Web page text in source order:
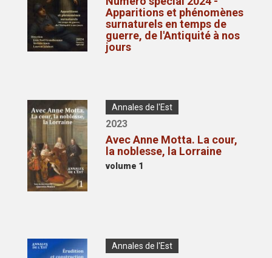
publication
Apparitions et phénomènes
surnaturels en temps de
guerre, de l'Antiquité à nos
jours
Couverture/pochette
Type
de
Annales de l'Est
Année
de
publication
2023
Avec Anne Motta. La cour,
la noblesse, la Lorraine
Volume
volume 1
Couverture/pochette
Type
Annales de l'Est